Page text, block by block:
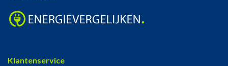
Klantenservice